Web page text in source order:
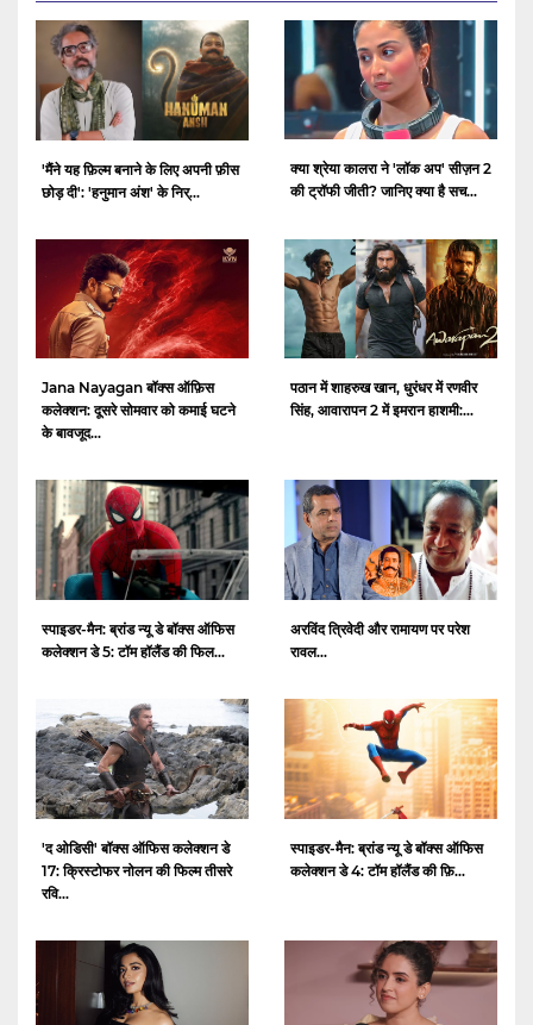
'मैंने यह फ़िल्म बनाने के लिए अपनी फ़ीस
छोड़ दी': 'हनुमान अंश' के निर्...
क्या श्रेया कालरा ने 'लॉक अप' सीज़न 2
की ट्रॉफी जीती? जानिए क्या है सच...
Jana Nayagan बॉक्स ऑफ़िस
कलेक्शन: दूसरे सोमवार को कमाई घटने
के बावजूद...
पठान में शाहरुख खान, धुरंधर में रणवीर
सिंह, आवारापन 2 में इमरान हाशमी:...
स्पाइडर-मैन: ब्रांड न्यू डे बॉक्स ऑफिस
कलेक्शन डे 5: टॉम हॉलैंड की फिल...
अरविंद त्रिवेदी और रामायण पर परेश
रावल...
'द ओडिसी' बॉक्स ऑफिस कलेक्शन डे
17: क्रिस्टोफर नोलन की फिल्म तीसरे
रवि...
स्पाइडर-मैन: ब्रांड न्यू डे बॉक्स ऑफिस
कलेक्शन डे 4: टॉम हॉलैंड की फ़ि...